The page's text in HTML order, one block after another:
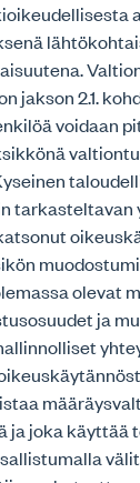
jakson 2.1.
voidaan
tarkasteltavan
olevat
ja
ja joka käyttää